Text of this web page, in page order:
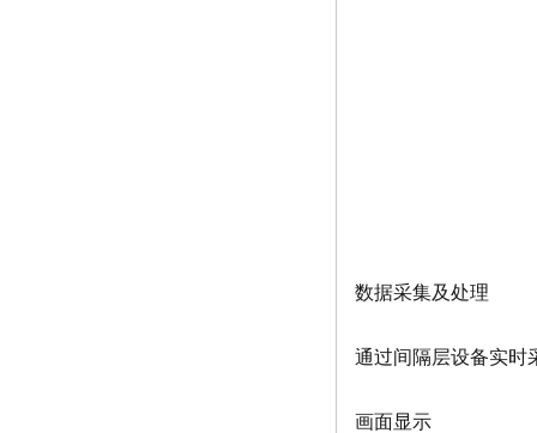
数据采集及处理
通过间隔层设备实时
画面显示